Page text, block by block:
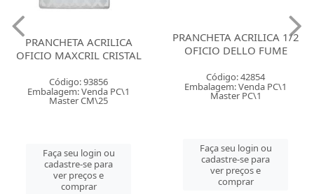
PRANCHETA ACRILICA
OFICIO MAXCRIL CRISTAL
Código: 93856
Embalagem: Venda PC\1
Master CM\25
Faça seu login ou
cadastre-se para
ver preços e
comprar
PRANCHETA ACRILICA 1/2
OFICIO DELLO FUME
Código: 42854
Embalagem: Venda PC\1
Master PC\1
Faça seu login ou
cadastre-se para
ver preços e
comprar